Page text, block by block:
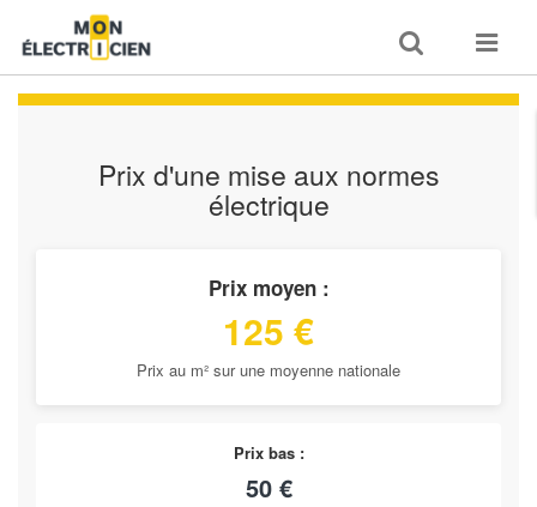
Toggle
search
Toggle
Prix d'une mise aux normes
électrique
Prix moyen :
125 €
Prix au m² sur une moyenne nationale
Prix bas :
50 €